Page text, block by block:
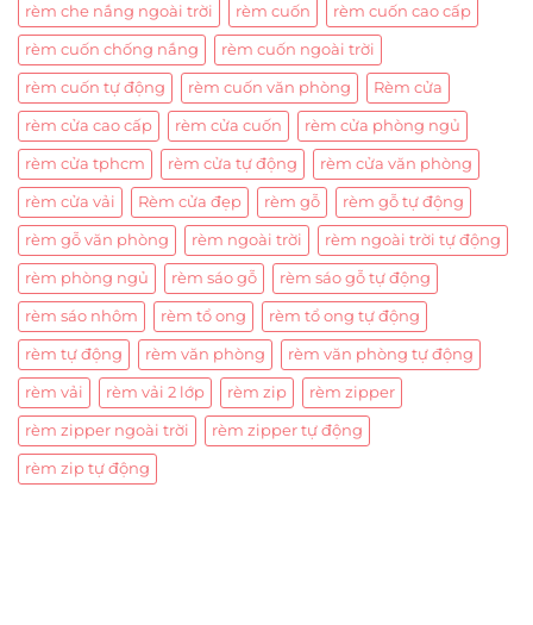
rèm che nắng ngoài trời rèm cuốn rèm cuốn cao cấp
rèm cuốn chống nắng rèm cuốn ngoài trời
rèm cuốn tự động rèm cuốn văn phòng Rèm cửa
rèm cửa cao cấp rèm cửa cuốn rèm cửa phòng ngủ
rèm cửa tphcm rèm cửa tự động rèm cửa văn phòng
rèm cửa vải Rèm cửa đẹp rèm gỗ rèm gỗ tự động
rèm gỗ văn phòng rèm ngoài trời rèm ngoài trời tự động
rèm phòng ngủ rèm sáo gỗ rèm sáo gỗ tự động
rèm sáo nhôm rèm tổ ong rèm tổ ong tự động
rèm tự động rèm văn phòng rèm văn phòng tự động
rèm vải rèm vải 2 lớp rèm zip rèm zipper
rèm zipper ngoài trời rèm zipper tự động
rèm zip tự động